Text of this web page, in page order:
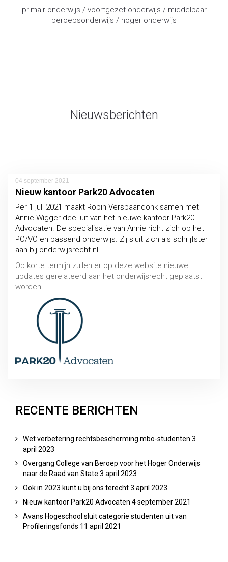
primair onderwijs / voortgezet onderwijs / middelbaar
beroepsonderwijs / hoger onderwijs
Rechtsbescherming
MBO / HBO / WO
Nieuwsberichten
04 september 2021
Nieuw kantoor Park20 Advocaten
Per 1 juli 2021 maakt Robin Verspaandonk samen met
Annie Wigger deel uit van het nieuwe kantoor Park20
Advocaten. De specialisatie van Annie richt zich op het
PO/VO en passend onderwijs. Zij sluit zich als schrijfster
aan bij onderwijsrecht.nl.
Op korte termijn zullen er op deze website nieuwe
updates gerelateerd aan het onderwijsrecht geplaatst
worden.
RECENTE BERICHTEN
Wet verbetering rechtsbescherming mbo-studenten 3
april 2023
Overgang College van Beroep voor het Hoger Onderwijs
naar de Raad van State 3 april 2023
Ook in 2023 kunt u bij ons terecht3 april 2023
Nieuw kantoor Park20 Advocaten 4 september 2021
Avans Hogeschool sluit categorie studenten uit van
Profileringsfonds 11 april 2021